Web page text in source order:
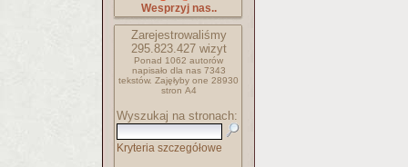
Wesprzyj nas..
Zarejestrowaliśmy
295.823.427wizyt
Ponad 1062 autorów
napisało dla nas 7343
tekstów. Zajęłyby one 28930
stron A4
Wyszukaj na stronach:
Kryteria szczegółowe